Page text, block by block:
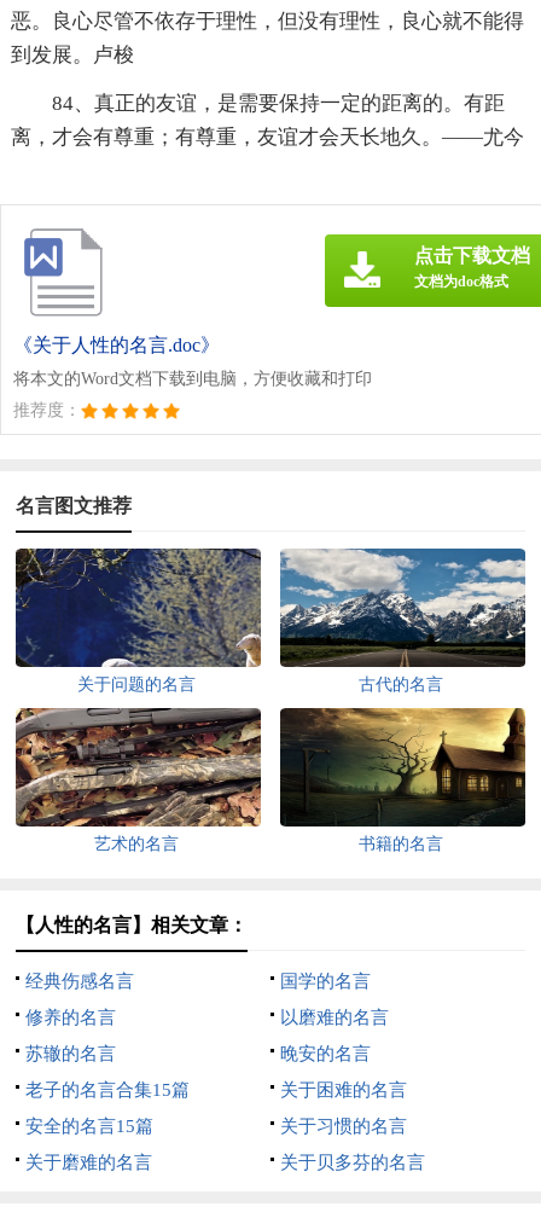
恶。良心尽管不依存于理性，但没有理性，良心就不能得
到发展。卢梭
84、真正的友谊，是需要保持一定的距离的。有距
离，才会有尊重；有尊重，友谊才会天长地久。——尤今
《关于人性的名言.doc》
将本文的Word文档下载到电脑，方便收藏和打印
推荐度：
点击下载文档
文档为doc格式
名言图文推荐
关于问题的名言 古代的名言
艺术的名言 书籍的名言
【人性的名言】相关文章：
经典伤感名言
国学的名言
修养的名言
以磨难的名言
苏辙的名言
晚安的名言
老子的名言合集15篇
关于困难的名言
安全的名言15篇
关于习惯的名言
关于磨难的名言
关于贝多芬的名言